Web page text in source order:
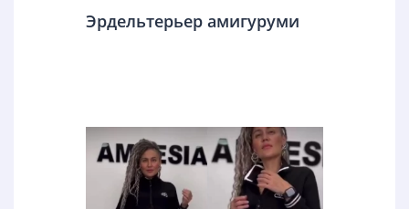
Эрдельтерьер амигуруми